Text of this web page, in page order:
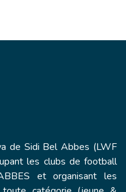
de Sidi Bel Abbes (LWF
les clubs de football
et organisant les